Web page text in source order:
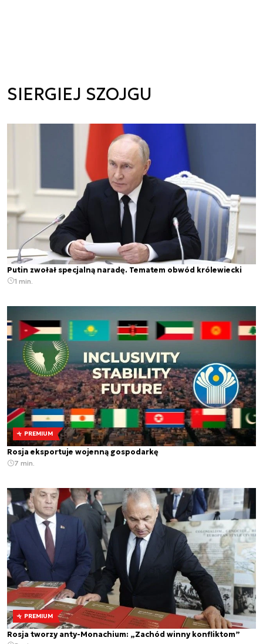
SIERGIEJ SZOJGU
Putin zwołał specjalną naradę. Tematem obwód królewiecki
1 min.
PREMIUM
Rosja eksportuje wojenną gospodarkę
7 min.
PREMIUM
Rosja tworzy anty-Monachium: „Zachód winny konfliktom”